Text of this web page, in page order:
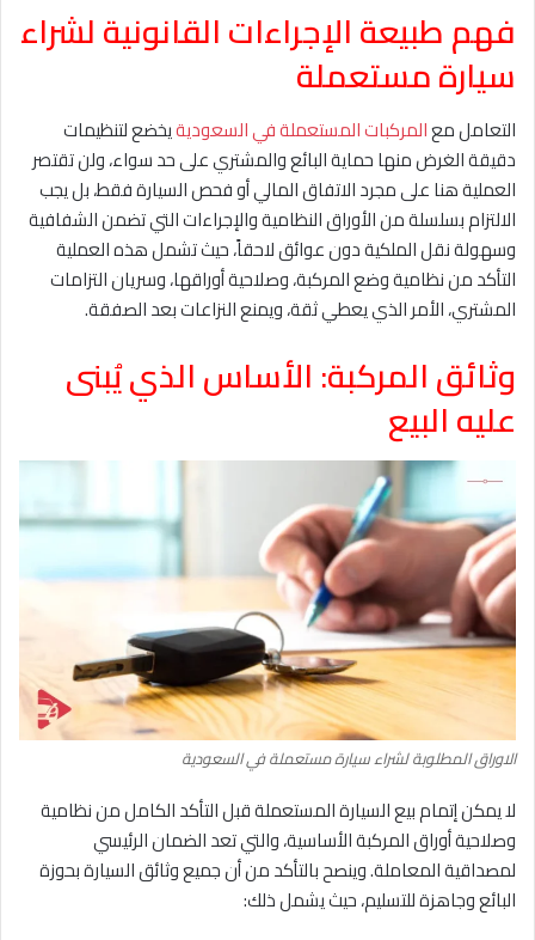
فهم طبيعة الإجراءات القانونية لشراء
سيارة مستعملة
التعامل معالمركبات المستعملة في السعوديةيخضع لتنظيمات
دقيقة الغرض منها حماية البائع والمشتري على حد سواء، ولن تقتصر
العملية هنا على مجرد الاتفاق المالي أو فحص السيارة فقط، بل يجب
الالتزام بسلسلة من الأوراق النظامية والإجراءات التي تضمن الشفافية
وسهولة نقل الملكية دون عوائق لاحقاً، حيث تشمل هذه العملية
التأكد من نظامية وضع المركبة، وصلاحية أوراقها، وسريان التزامات
المشتري، الأمر الذي يعطي ثقة، ويمنع النزاعات بعد الصفقة.
وثائق المركبة: الأساس الذي يُبنى
عليه البيع
الاوراق المطلوبة لشراء سيارة مستعملة في السعودية
لا يمكن إتمام بيع السيارة المستعملة قبل التأكد الكامل من نظامية
وصلاحية أوراق المركبة الأساسية، والتي تعد الضمان الرئيسي
لمصداقية المعاملة. وينصح بالتأكد من أن جميع وثائق السيارة بحوزة
البائع وجاهزة للتسليم، حيث يشمل ذلك: